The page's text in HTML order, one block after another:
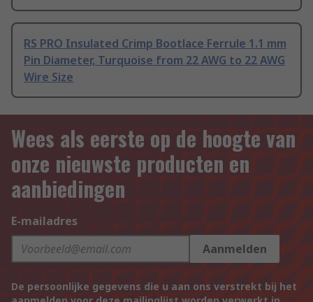
RS PRO Insulated Crimp Bootlace Ferrule 1.1 mm
Pin Diameter, Turquoise from 22 AWG to 22 AWG
Wire Size
Wees als eerste op de hoogte van
onze nieuwste producten en
aanbiedingen
E-mailadres
Aanmelden
De persoonlijke gegevens die u aan ons verstrekt bij het